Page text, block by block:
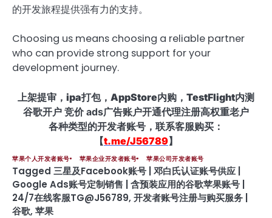
的开发旅程提供强有力的支持。
Choosing us means choosing a reliable partner
who can provide strong support for your
development journey.
上架提审，ipa打包，AppStore内购，TestFlight内测
谷歌开户 竞价 ads广告账户开通代理注册高权重老户
各种类型的开发者账号，联系客服购买：
【t.me/J56789】
苹果个人开发者账号 苹果企业开发者账号 苹果公司开发者账号
Tagged 三星及Facebook账号 | 邓白氏认证账号供应 |
Google Ads账号定制销售 | 含预装应用的谷歌苹果账号 |
24/7在线客服TG@J56789, 开发者账号注册与购买服务 |
谷歌, 苹果